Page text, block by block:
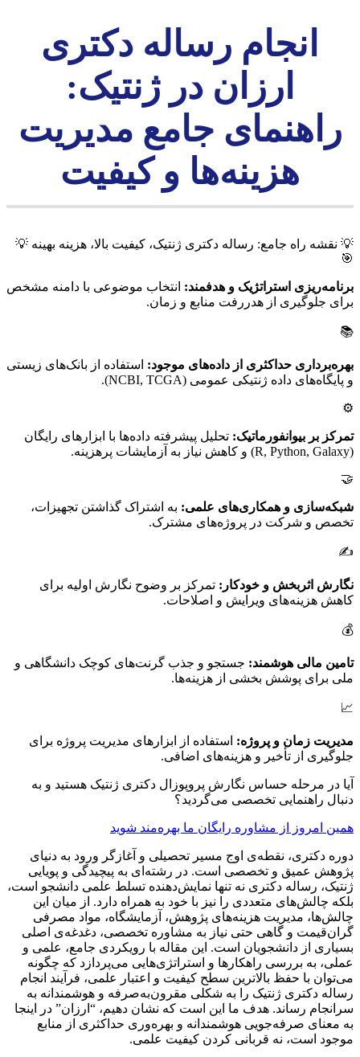
انجام رساله دکتری
ارزان در ژنتیک:
راهنمای جامع مدیریت
هزینه‌ها و کیفیت
💡 نقشه راه جامع: رساله دکتری ژنتیک، کیفیت بالا، هزینه بهینه 💡
🎯
برنامه‌ریزی استراتژیک و هدفمند: انتخاب موضوعی با دامنه مشخص
برای جلوگیری از هدررفت منابع و زمان.
📚
بهره‌برداری حداکثری از داده‌های موجود: استفاده از بانک‌های زیستی
و پایگاه‌های داده ژنتیکی عمومی (NCBI, TCGA).
⚙️
تمرکز بر بیوانفورماتیک: تحلیل پیشرفته داده‌ها با ابزارهای رایگان
(R, Python, Galaxy) و کاهش نیاز به آزمایشات پرهزینه.
🤝
شبکه‌سازی و همکاری‌های علمی: به اشتراک گذاشتن تجهیزات،
تخصص و شرکت در پروژه‌های مشترک.
✍️
نگارش اثربخش و خودکار: تمرکز بر وضوح نگارش اولیه برای
کاهش هزینه‌های ویرایش و اصلاحات.
💰
تامین مالی هوشمند: جستجو و جذب گرنت‌های کوچک دانشگاهی و
ملی برای پوشش بخشی از هزینه‌ها.
📈
مدیریت زمان و پروژه: استفاده از ابزارهای مدیریت پروژه برای
جلوگیری از تأخیر و هزینه‌های اضافی.
آیا در مرحله حساس نگارش پروپوزال دکتری ژنتیک هستید و به
دنبال راهنمایی تخصصی می‌گردید؟
همین امروز از مشاوره رایگان ما بهره‌مند شوید
دوره دکتری، نقطه‌ی اوج مسیر تحصیلی و آغازگر ورود به دنیای
پژوهش عمیق و تخصصی است. در رشته‌ای به پیچیدگی و پویایی
ژنتیک، رساله دکتری نه تنها نمایش‌دهنده تسلط علمی دانشجو است،
بلکه چالش‌های متعددی را نیز با خود به همراه دارد. از میان این
چالش‌ها، مدیریت هزینه‌های پژوهش، آزمایشگاه، مواد مصرفی
گران‌قیمت و گاهی حتی نیاز به مشاوره تخصصی، دغدغه‌ی اصلی
بسیاری از دانشجویان است. این مقاله با رویکردی جامع، علمی و
عملی، به بررسی راهکارها و استراتژی‌هایی می‌پردازد که چگونه
می‌توان با حفظ بالاترین سطح کیفیت و اعتبار علمی، فرآیند انجام
رساله دکتری ژنتیک را به شکلی مقرون‌به‌صرفه و هوشمندانه به
سرانجام رساند. هدف ما این است که نشان دهیم، “ارزان” در اینجا
به معنای صرفه‌جویی هوشمندانه و بهره‌وری حداکثری از منابع
موجود است، نه قربانی کردن کیفیت علمی.